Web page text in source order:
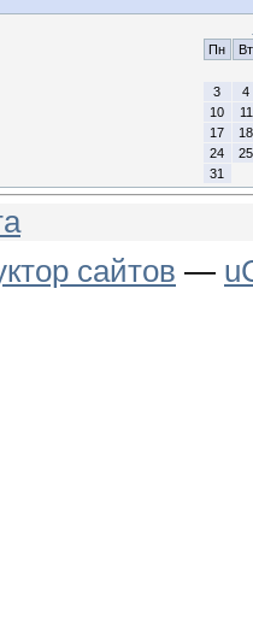
Пн
Вт
3
4
10
11
17
18
24
25
31
сайтов —